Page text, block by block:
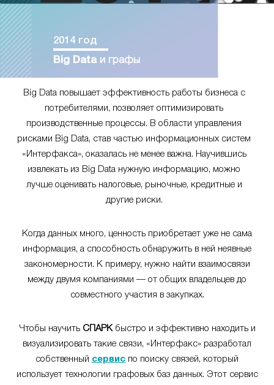
2014 год
Big Dataи графы
Big Data повышает эффективность работы бизнеса с
потребителями, позволяет оптимизировать
производственные процессы. В области управления
рисками Big Data, став частью информационных систем
«Интерфакса», оказалась не менее важна. Научившись
извлекать из Big Data нужную информацию, можно
лучше оценивать налоговые, рыночные, кредитные и
другие риски.
Когда данных много, ценность приобретает уже не сама
информация, а способность обнаружить в ней неявные
закономерности. К примеру, нужно найти взаимосвязи
между двумя компаниями — от общих владельцев до
совместного участия в закупках.
Чтобы научить СПАРКбыстро и эффективно находить и
визуализировать такие связи, «Интерфакс» разработал
собственный сервис по поиску связей, который
использует технологии графовых баз данных. Этот сервис